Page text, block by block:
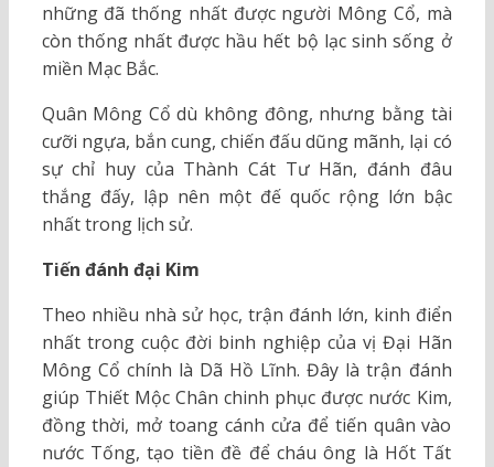
những đã thống nhất được người Mông Cổ, mà
còn thống nhất được hầu hết bộ lạc sinh sống ở
miền Mạc Bắc.
Quân Mông Cổ dù không đông, nhưng bằng tài
cưỡi ngựa, bắn cung, chiến đấu dũng mãnh, lại có
sự chỉ huy của Thành Cát Tư Hãn, đánh đâu
thắng đấy, lập nên một đế quốc rộng lớn bậc
nhất trong lịch sử.
Tiến đánh đại Kim
Theo nhiều nhà sử học, trận đánh lớn, kinh điển
nhất trong cuộc đời binh nghiệp của vị Đại Hãn
Mông Cổ chính là Dã Hồ Lĩnh. Đây là trận đánh
giúp Thiết Mộc Chân chinh phục được nước Kim,
đồng thời, mở toang cánh cửa để tiến quân vào
nước Tống, tạo tiền đề để cháu ông là Hốt Tất